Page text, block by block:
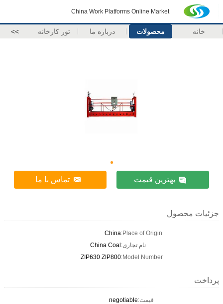
China Work Platforms Online Market
خانه محصولات درباره ما تور کارخانه >>
بهترین قیمت تماس با ما
جزئیات محصول
Place of Origin:
China
نام تجاری:China Coal
Model Number:
ZIP630 ZIP800
پرداخت
قیمت:negotiable